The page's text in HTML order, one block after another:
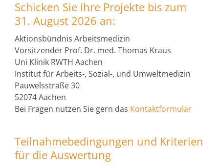
Schicken Sie Ihre Projekte bis zum
31. August 2026 an:
Aktionsbündnis Arbeitsmedizin
Vorsitzender Prof. Dr. med. Thomas Kraus
Uni Klinik RWTH Aachen
Institut für Arbeits-, Sozial-, und Umweltmedizin
Pauwelsstraße 30
52074 Aachen
Bei Fragen nutzen Sie gern das Kontaktformular
Teilnahmebedingungen und Kriterien
für die Auswertung